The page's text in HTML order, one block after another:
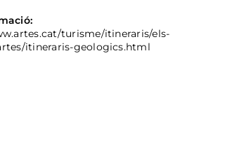
turisme/itineraris/els-
itineraris-geologics.html